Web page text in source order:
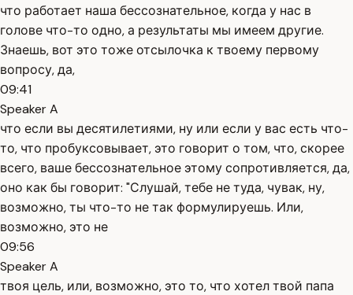
что работает наша бессознательное, когда у нас в
голове что-то одно, а результаты мы имеем другие.
Знаешь, вот это тоже отсылочка к твоему первому
вопросу, да,
09:41
Speaker A
что если вы десятилетиями, ну или если у вас есть что-
то, что пробуксовывает, это говорит о том, что, скорее
всего, ваше бессознательное этому сопротивляется, да,
оно как бы говорит: "Слушай, тебе не туда, чувак, ну,
возможно, ты что-то не так формулируешь. Или,
возможно, это не
09:56
Speaker A
твоя цель, или, возможно, это то, что хотел твой папа